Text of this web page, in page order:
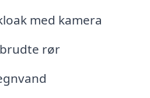
med kamera
rør